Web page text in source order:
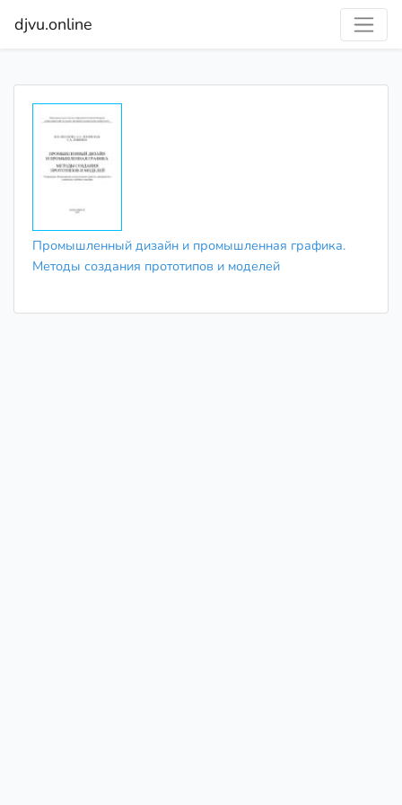
djvu.online
Промышленный дизайн и промышленная графика.
Методы создания прототипов и моделей